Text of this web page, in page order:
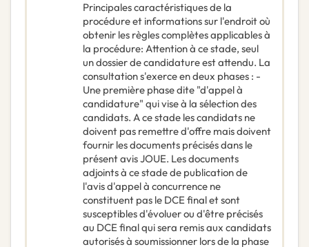
Principales caractéristiques de la
procédure et informations sur l'endroit où
obtenir les règles complètes applicables à
la procédure: Attention à ce stade, seul
un dossier de candidature est attendu. La
consultation s'exerce en deux phases : -
Une première phase dite "d'appel à
candidature" qui vise à la sélection des
candidats. A ce stade les candidats ne
doivent pas remettre d'offre mais doivent
fournir les documents précisés dans le
présent avis JOUE. Les documents
adjoints à ce stade de publication de
l'avis d'appel à concurrence ne
constituent pas le DCE final et sont
susceptibles d'évoluer ou d'être précisés
au DCE final qui sera remis aux candidats
autorisés à soumissionner lors de la phase